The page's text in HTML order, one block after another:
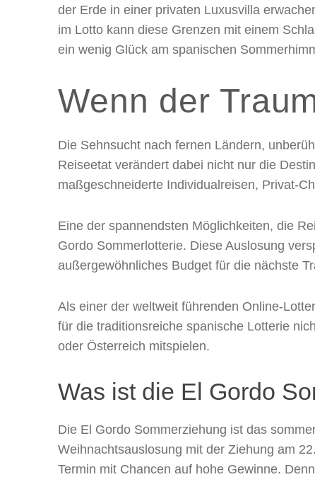
der Erde in einer privaten Luxusvilla
im Lotto kann diese Grenzen mit einem
ein wenig Glück am spanischen
Wenn der
Die Sehnsucht nach fernen Ländern,
Reiseetat verändert dabei nicht nur die
maßgeschneiderte Individualreisen, Privat-
Eine der spannendsten Möglichkeiten, die
Gordo Sommerlotterie. Diese Auslosung
außergewöhnliches Budget für die nächste
Als einer der weltweit führenden Online-
für die traditionsreiche spanische Lotterie
oder Österreich mitspielen.
Was ist die El Gordo
Die El Gordo Sommerziehung ist das
Weihnachtsauslosung mit der Ziehung am
Termin mit Chancen auf hohe Gewinne.